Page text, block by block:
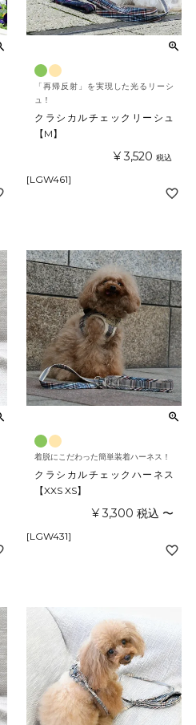
「再帰反射」を実現した光るリーシ
ュ！
クラシカルチェックリーシュ
【M】
¥ 3,520 税込
[LGW461]
着脱にこだわった簡単装着ハーネス！
クラシカルチェックハーネス
【XXS XS】
¥ 3,300 税込 〜
[LGW431]